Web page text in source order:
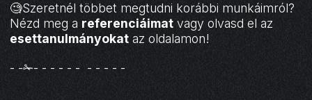
🧐Szeretnél többet megtudni korábbi munkáimról?
Nézd meg a referenciáimat vagy olvasd el az
esettanulmányokat az oldalamon!
- -✁- - - - - - - - - - -